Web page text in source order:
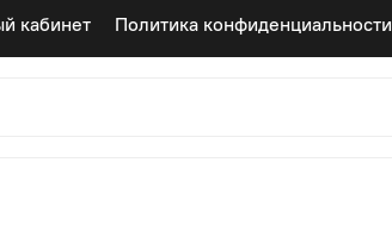
кабинет Политика конфиденциальности